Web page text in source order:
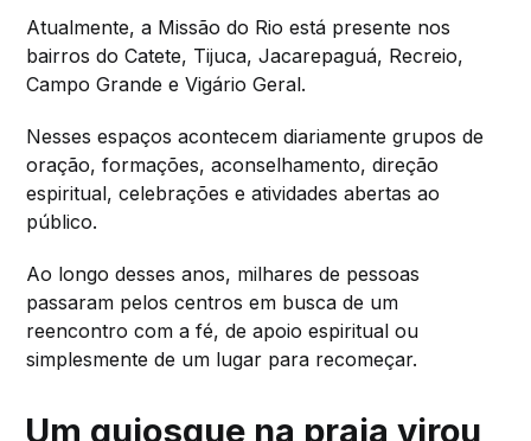
Atualmente, a Missão do Rio está presente nos
bairros do Catete, Tijuca, Jacarepaguá, Recreio,
Campo Grande e Vigário Geral.
Nesses espaços acontecem diariamente grupos de
oração, formações, aconselhamento, direção
espiritual, celebrações e atividades abertas ao
público.
Ao longo desses anos, milhares de pessoas
passaram pelos centros em busca de um
reencontro com a fé, de apoio espiritual ou
simplesmente de um lugar para recomeçar.
Um quiosque na praia virou